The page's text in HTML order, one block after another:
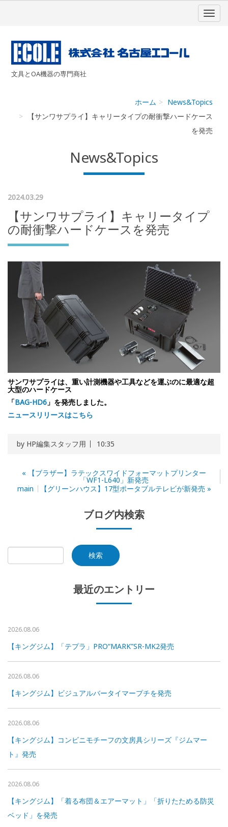
文具とOA機器の専門商社
ホーム
News&Topics
【サンワサプライ】キャリータイプの耐衝撃ハードケース
を発売
News&Topics
2024.03.29
【サンワサプライ】キャリータイプ
の耐衝撃ハードケースを発売
サンワサプライは、重い計測機器や工具などを運ぶのに最適な超
大型のハードケース
「BAG-HD6 」を発売しました。
ニュースリリースはこちら
by HP編集スタッフ用 10:35
« 【ブラザー】ラテックスワイドフォーマットプリンター
「WF1-L640」新発売
main
【グリーンハウス】17型ポータブルテレビが新発売 »
ブログ内検索
最近のエントリー
2026.08.06
【キングジム】「テプラ」PRO“MARK”SR-MK2発売
2026.08.06
【キングジム】ビジュアルバータイマープチを発売
2026.08.06
【キングジム】コンビニモチーフの文房具シリーズ『ジムマー
ト』発売
2026.08.06
【キングジム】「着る布団＆エアーマット」「折りたためる防災
ベッド」を発売